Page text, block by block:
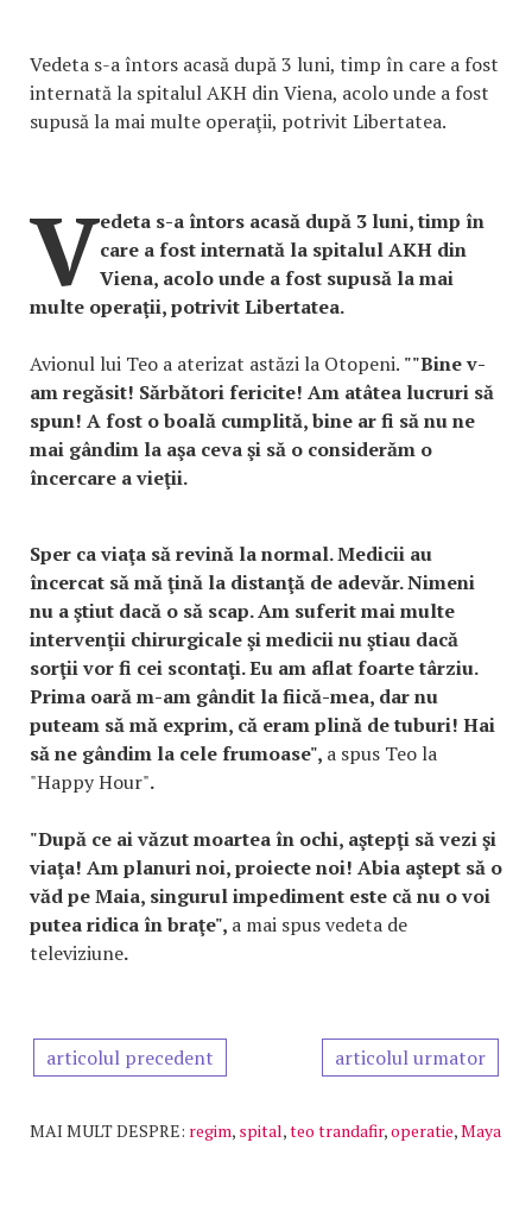
Vedeta s-a întors acasă după 3 luni, timp în care a fost
internată la spitalul AKH din Viena, acolo unde a fost
supusă la mai multe operaţii, potrivit Libertatea.
Vedeta s-a întors acasă după 3 luni, timp în
care a fost internată la spitalul AKH din
Viena, acolo unde a fost supusă la mai
multe operaţii, potrivit Libertatea.
Avionul lui Teo a aterizat astăzi la Otopeni. ""Bine v-
am regăsit! Sărbători fericite! Am atâtea lucruri să
spun! A fost o boală cumplită, bine ar fi să nu ne
mai gândim la aşa ceva şi să o considerăm o
încercare a vieţii.
Sper ca viaţa să revină la normal. Medicii au
încercat să mă ţină la distanţă de adevăr. Nimeni
nu a ştiut dacă o să scap. Am suferit mai multe
intervenţii chirurgicale şi medicii nu ştiau dacă
sorţii vor fi cei scontaţi. Eu am aflat foarte târziu.
Prima oară m-am gândit la fiică-mea, dar nu
puteam să mă exprim, că eram plină de tuburi! Hai
să ne gândim la cele frumoase", a spus Teo la
"Happy Hour".
"După ce ai văzut moartea în ochi, aştepţi să vezi şi
viaţa! Am planuri noi, proiecte noi! Abia aştept să o
văd pe Maia, singurul impediment este că nu o voi
putea ridica în braţe", a mai spus vedeta de
televiziune.
articolul precedent articolul urmator
MAI MULT DESPRE: regim, spital,teo trandafir,operatie,Maya